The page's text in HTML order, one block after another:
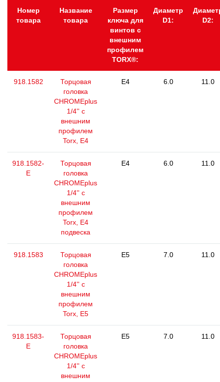
Номер
товара
Название
товара
Размер
ключа для
винтов с
внешним
профилем
TORX®:
Диаметр
D1:
D2:
918.1582
Торцовая
головка
CHROMEplus
1/4'' с
внешним
профилем
Torx, E4
E4 6.0 11.0
918.1582-
E
Торцовая
головка
CHROMEplus
1/4'' с
внешним
профилем
Torx, E4
подвеска
E4 6.0 11.0
918.1583
Торцовая
головка
CHROMEplus
1/4'' с
внешним
профилем
Torx, E5
E5 7.0 11.0
918.1583-
E
Торцовая
головка
CHROMEplus
1/4'' с
внешним
E5 7.0 11.0